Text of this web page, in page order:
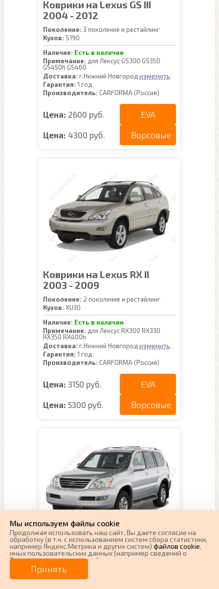
Коврики на Lexus GS III
2004 - 2012
Поколение: 3 поколение и рестайлинг
Кузов: S190
Наличие: Есть в наличии
Примечание: для Лексус GS300 GS350
GS450h GS460
Доставка: г.Нижний Новгород изменить
Гарантия: 1 год
Производитель: CARFORMA (Россия)
Цена: 2600 руб. EVA
Цена: 4300 руб. Ворсовые
Коврики на Lexus RX II
2003 - 2009
Поколение: 2 поколение и рестайлинг
Кузов: XU30
Наличие: Есть в наличии
Примечание: для Лексус RX300 RX330
RX350 RX400h
Доставка: г.Нижний Новгород изменить
Гарантия: 1 год
Производитель: CARFORMA (Россия)
Цена: 3150 руб. EVA
Цена: 5300 руб. Ворсовые
Коврики на Lexus GX 470
2002 - 2009
Поколение:
Мы используем файлы cookie
Продолжая использовать наш cайт, Вы даете согласие на
обработку (в т.ч. с использованием систем сбора статистики,
например Яндекс.Метрика и других систем) файлов cookie,
иных пользовательских данных (например сведений о
Вашем ip-адресе, сведений о местоположении, типе
устройства, времени посещения страницы, сведений о
ресурсах сети Интернет, с которых были совершены
переходы на наш сайт, сведения о Ваших действиях на сайте
Принять